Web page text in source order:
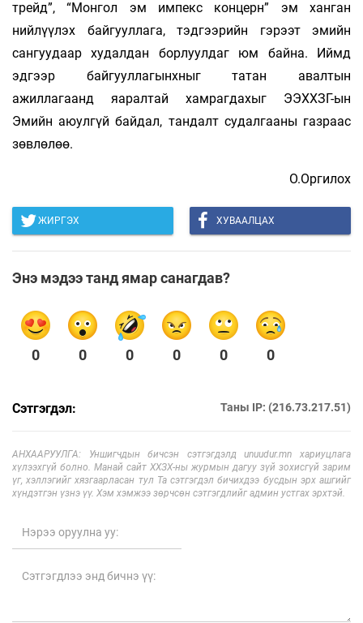
трейд”, “Монгол эм импекс концерн” эм ханган
нийлүүлэх байгууллага, тэдгээрийн гэрээт эмийн
сангуудаар худалдан борлуулдаг юм байна. Иймд
эдгээр байгууллагынхныг татан авалтын
ажиллагаанд яаралтай хамрагдахыг ЭЭХХЗГ-ын
Эмийн аюулгүй байдал, тандалт судалгааны газраас
зөвлөлөө.
О.Оргилох
ЖИРГЭХ ХУВААЛЦАХ
Энэ мэдээ танд ямар санагдав?
0 0 0 0 0 0
Сэтгэгдэл: Таны IP: (216.73.217.51)
АНХААРУУЛГА: Уншигчдын бичсэн сэтгэгдэлд unuudur.mn хариуцлага
хүлээхгүй болно. Манай сайт ХХЗХ-ны журмын дагуу зүй зохисгүй зарим
үг, хэллэгийг хязгаарласан тул Та сэтгэгдэл бичихдээ бусдын эрх ашгийг
хүндэтгэн үзнэ үү. Хэм хэмжээ зөрчсөн сэтгэгдлийг админ устгах эрхтэй.